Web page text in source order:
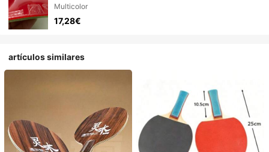
dureza, gran rebote y buena elasticidad para un control
estable de la pelota
Multicolor
17,28€
artículos similares